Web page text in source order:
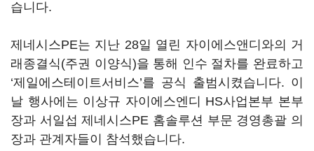
습니다.
제네시스PE는 지난 28일 열린 자이에스앤디와의 거
래종결식(주권 이양식)을 통해 인수 절차를 완료하고
‘제일에스테이트서비스’를 공식 출범시켰습니다. 이
날 행사에는 이상규 자이에스엔디 HS사업본부 본부
장과 서일섭 제네시스PE 홈솔루션 부문 경영총괄 의
장과 관계자들이 참석했습니다.